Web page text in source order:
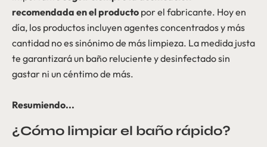
recomendada en el producto por el fabricante. Hoy en
día, los productos incluyen agentes concentrados y más
cantidad no es sinónimo de más limpieza. La medida justa
te garantizará un baño reluciente y desinfectado sin
gastar ni un céntimo de más.
Resumiendo...
¿Cómo limpiar el baño rápido?